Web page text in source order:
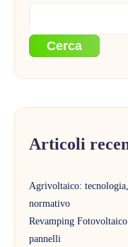
Cerca
Articoli
Agrivoltaico:
normativo
Revamping
pannelli